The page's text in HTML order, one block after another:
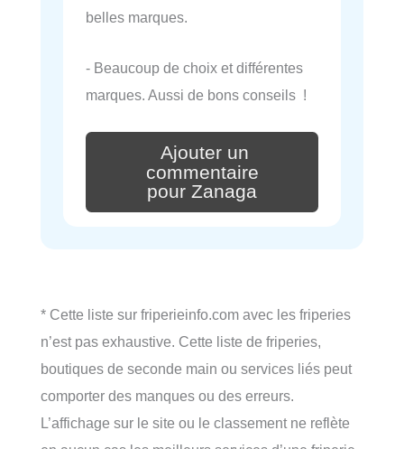
belles marques.
- Beaucoup de choix et différentes
marques. Aussi de bons conseils !
Ajouter un
commentaire
pour Zanaga
* Cette liste sur friperieinfo.com avec les friperies
n’est pas exhaustive. Cette liste de friperies,
boutiques de seconde main ou services liés peut
comporter des manques ou des erreurs.
L’affichage sur le site ou le classement ne reflète